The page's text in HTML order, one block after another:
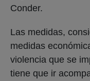
Conder.
Las medidas,
medidas
violencia que se
tiene que ir